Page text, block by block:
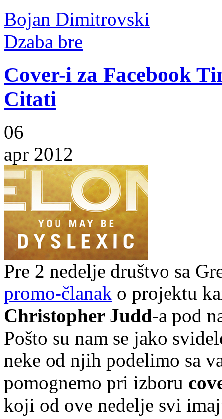
Bojan Dimitrovski
Dzaba bre
Cover-i za Facebook
Citati
06
apr 2012
Pre 2 nedelje društvo sa
promo-članak o projektu
Christopher Judd-a pod
Pošto su nam se jako
neke od njih podelimo sa
pomognemo pri izboru
koji od ove nedelje svi